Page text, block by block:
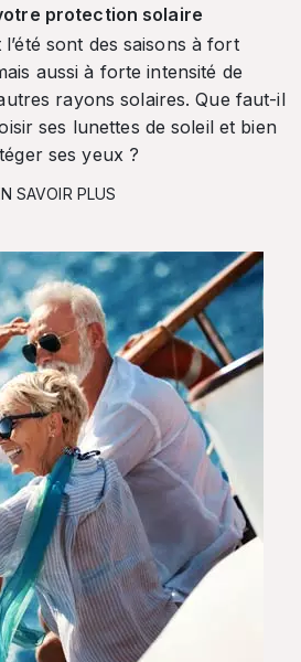
protection solaire
sont des saisons à fort
aussi à forte intensité de
rayons solaires. Que faut-il
ses lunettes de soleil et bien
ses yeux ?
SAVOIR PLUS